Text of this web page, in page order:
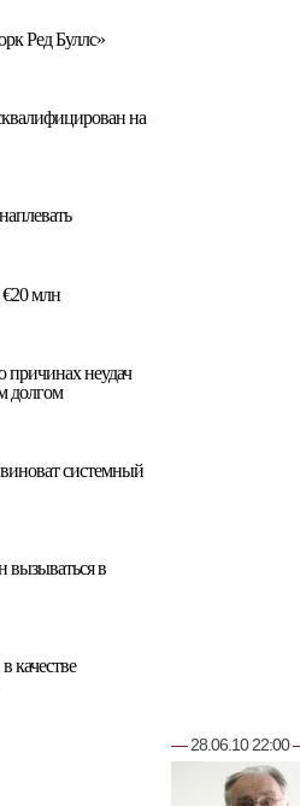
Ред Буллс»
на
млн
причинах неудач
долгом
системный
вызываться в
качестве
—28.06.10 22:00